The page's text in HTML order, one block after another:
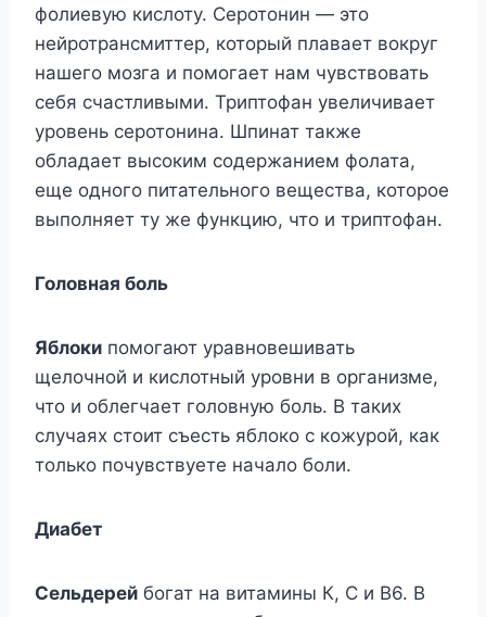
фолиевую кислоту. Серотонин — это
нейротрансмиттер, который плавает вокруг
нашего мозга и помогает нам чувствовать
себя счастливыми. Триптофан увеличивает
уровень серотонина. Шпинат также
обладает высоким содержанием фолата,
еще одного питательного вещества, которое
выполняет ту же функцию, что и триптофан.
Головная боль
Яблоки помогают уравновешивать
щелочной и кислотный уровни в организме,
что и облегчает головную боль. В таких
случаях стоит съесть яблоко с кожурой, как
только почувствуете начало боли.
Диабет
Сельдерей богат на витамины К, С и В6. В